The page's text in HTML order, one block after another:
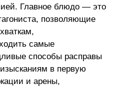
Главное блюдо — это
позволяющие
самые
способы расправы
в первую
и арены,